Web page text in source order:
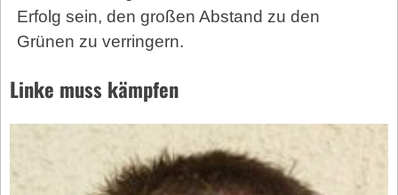
Erfolg sein, den großen Abstand zu den
Grünen zu verringern.
Linke muss kämpfen